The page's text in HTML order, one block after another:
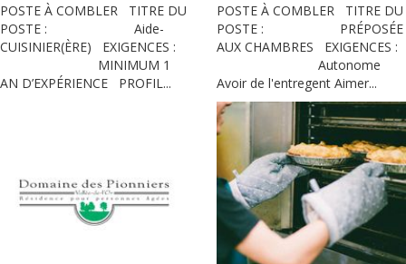
POSTE À COMBLER TITRE DU
POSTE : Aide-
CUISINIER(ÈRE) EXIGENCES :
MINIMUM 1
AN D’EXPÉRIENCE PROFIL...
POSTE À COMBLER TITRE DU
POSTE : PRÉPOSÉE
AUX CHAMBRES EXIGENCES :
Autonome
Avoir de l'entregent Aimer...